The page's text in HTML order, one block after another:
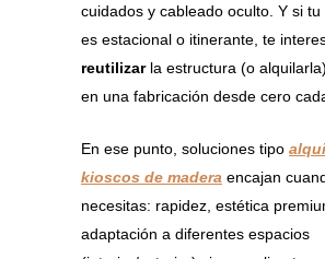
cuidados y cableado oculto. Y si tu
es estacional o itinerante, te
reutilizarla estructura (o
en una fabricación desde cero
En ese punto, soluciones tipo
kioscos de madera encajan
necesitas: rapidez, estética
adaptación a diferentes espacios